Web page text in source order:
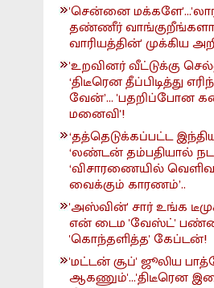
'சென்னை
தண்ணீர்
வாரியத்தின்' முக்கிய
'உறவினர் வீட்டுக்கு
‘திடீரென தீப்பிடித்து
வேன்’... 'பதறிப்போன
மனைவி'!
‘தத்தெடுக்கப்பட்ட இந்திய
‘லண்டன் தம்பதியால்
‘விசாரணையில்
வைக்கும் காரணம்’..
'அஸ்வின்' சார் உங்க
என் டைம 'வேஸ்ட்'
'கொந்தளித்த' கேப்டன்!
'மட்டன் சூப்' ஜூலிய
ஆகணும்'...'திடீரென